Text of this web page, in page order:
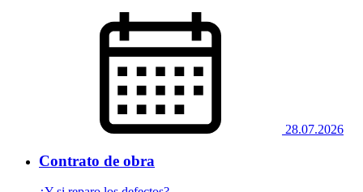
28.07.2026
Contrato de obra